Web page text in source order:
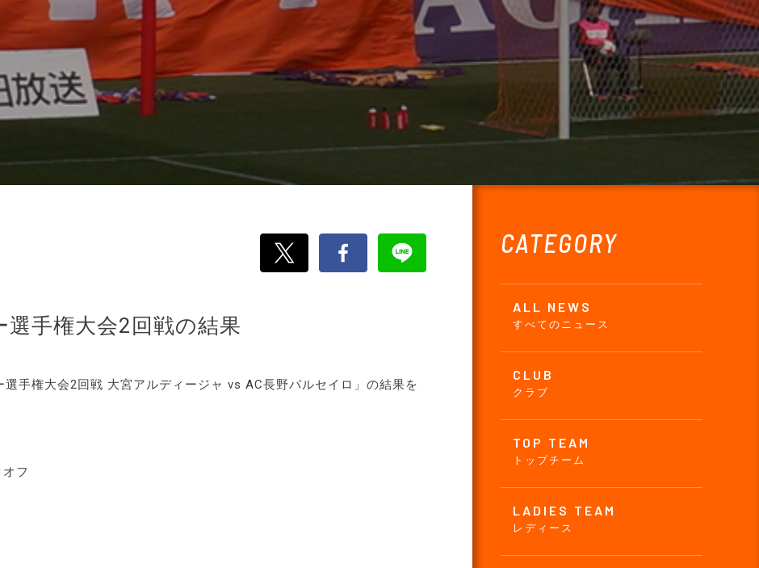
CATEGORY
ALL NEWS
すべてのニュース
CLUB
クラブ
TOP TEAM
トップチーム
LADIES TEAM
レディース
手権大会2回戦の結果
手権大会2回戦 大宮アルディージャ vs AC長野パルセイロ」の結果を
フ